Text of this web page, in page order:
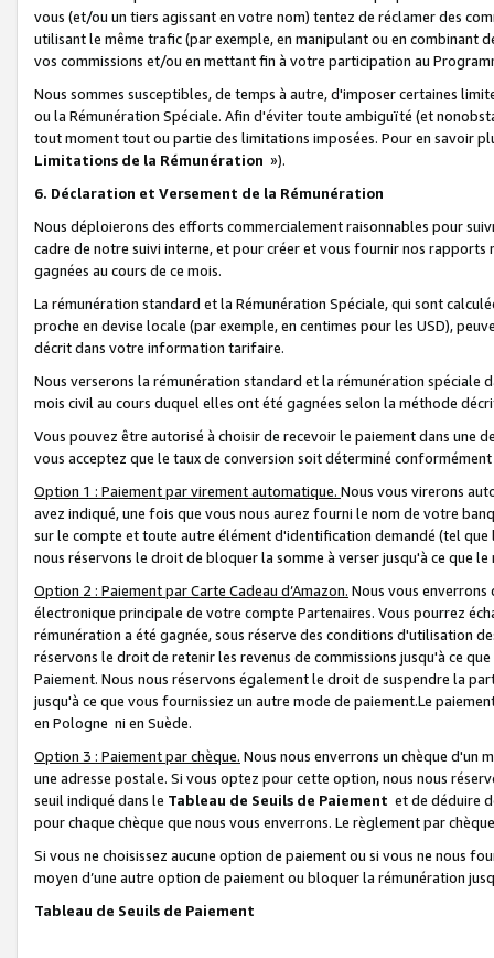
vous (et/ou un tiers agissant en votre nom) tentez de réclamer des
utilisant le même trafic (par exemple, en manipulant ou en combinant
vos commissions et/ou en mettant fin à votre participation au
Nous sommes susceptibles, de temps à autre, d'imposer certaines
ou la Rémunération Spéciale. Afin d'éviter toute ambiguïté (et
tout moment tout ou partie des limitations imposées. Pour en savoir
Limitations de la Rémunération »).
6. Déclaration et Versement de la Rémunération
Nous déploierons des efforts commercialement raisonnables pour
cadre de notre suivi interne, et pour créer et vous fournir nos
gagnées au cours de ce mois.
La rémunération standard et la Rémunération Spéciale, qui sont
proche en devise locale (par exemple, en centimes pour les USD),
décrit dans votre information tarifaire.
Nous verserons la rémunération standard et la rémunération spéciale
mois civil au cours duquel elles ont été gagnées selon la méthode
Vous pouvez être autorisé à choisir de recevoir le paiement dans une
vous acceptez que le taux de conversion soit déterminé
Option 1 : Paiement par virement automatique. Nous vous virerons
avez indiqué, une fois que vous nous aurez fourni le nom de votre
sur le compte et toute autre élément d'identification demandé (tel que
nous réservons le droit de bloquer la somme à verser jusqu'à ce que
Option 2 : Paiement par Carte Cadeau d’Amazon. Nous vous
électronique principale de votre compte Partenaires. Vous pourrez
rémunération a été gagnée, sous réserve des conditions d'utilisation
réservons le droit de retenir les revenus de commissions jusqu'à ce
Paiement. Nous nous réservons également le droit de suspendre la
jusqu'à ce que vous fournissiez un autre mode de paiement.Le
en Pologne ni en Suède.
Option 3 : Paiement par chèque. Nous nous enverrons un chèque d'un
une adresse postale. Si vous optez pour cette option, nous nous
seuil indiqué dans le Tableau de Seuils de Paiement et de déduire
pour chaque chèque que nous vous enverrons. Le règlement par
Si vous ne choisissez aucune option de paiement ou si vous ne nous
moyen d’une autre option de paiement ou bloquer la rémunération
Tableau de Seuils de Paiement